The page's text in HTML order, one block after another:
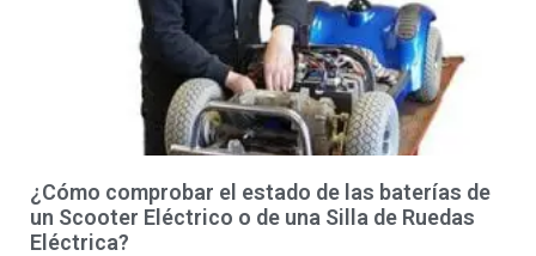
¿Cómo comprobar el estado de las baterías de
un Scooter Eléctrico o de una Silla de Ruedas
Eléctrica?